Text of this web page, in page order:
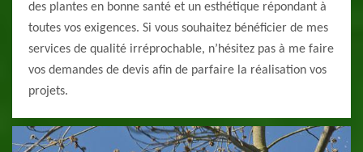
des plantes en bonne santé et un esthétique répondant à
toutes vos exigences. Si vous souhaitez bénéficier de mes
services de qualité irréprochable, n’hésitez pas à me faire
vos demandes de devis afin de parfaire la réalisation vos
projets.